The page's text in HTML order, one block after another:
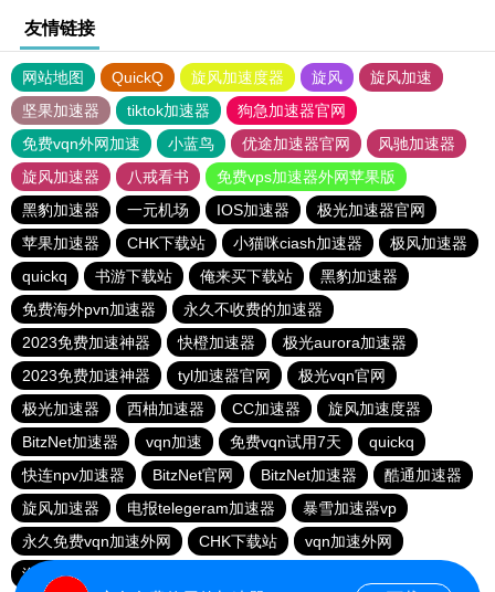
友情链接
网站地图 QuickQ 旋风加速度器 旋风
旋风加速
坚果加速器
tiktok加速器
狗急加速器官网
免费vqn外网加速
小蓝鸟 优途加速器官网
风驰加速器
旋风加速器
八戒看书
免费vps加速器外网苹果版
黑豹加速器
一元机场 IOS加速器
极光加速器官网
苹果加速器
CHK下载站 小猫咪ciash加速器
极风加速器
quickq
书游下载站 俺来买下载站
黑豹加速器
免费海外pvn加速器
永久不收费的加速器
2023免费加速神器
快橙加速器
极光aurora加速器
2023免费加速神器
tyl加速器官网
极光vqn官网
极光加速器
西柚加速器 CC加速器
旋风加速度器
BitzNet加速器
vqn加速 免费vqn试用7天
quickq
快连npv加速器
BitzNet官网 BitzNet加速器
酷通加速器
旋风加速器
电报telegeram加速器
暴雪加速器vp
永久免费vqn加速外网
CHK下载站
vqn加速外网
海鸥下载站